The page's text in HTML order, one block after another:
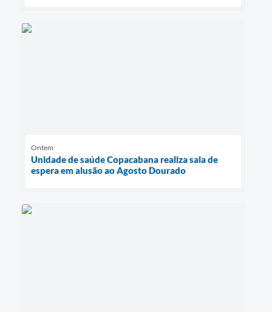
Ontem
Unidade de saúde Copacabana realiza sala de
espera em alusão ao Agosto Dourado